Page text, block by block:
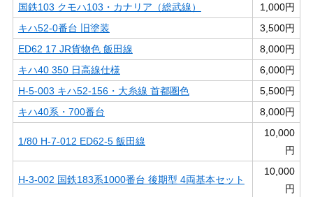
国鉄103 クモハ103・カナリア（総武線）
1,000円
キハ52-0番台 旧塗装
3,500円
ED62 17 JR貨物色 飯田線
8,000円
キハ40 350 日高線仕様
6,000円
H-5-003 キハ52-156・大糸線 首都圏色
5,500円
キハ40系・700番台
8,000円
1/80 H-7-012 ED62-5 飯田線
10,000
円
H-3-002 国鉄183系1000番台 後期型 4両基本セット
10,000
円